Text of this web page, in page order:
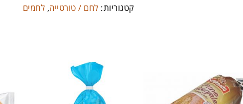
קטגוריות: לחם / טורטייה, לחמים